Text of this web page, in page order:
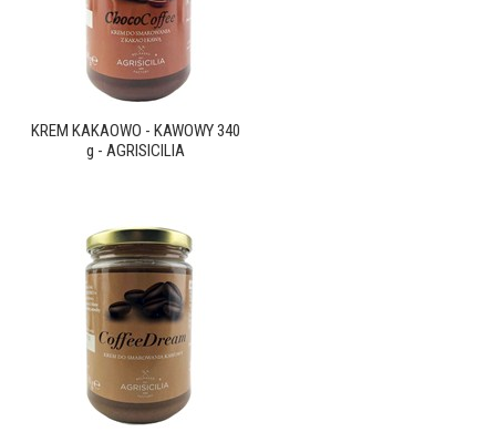
KREM KAKAOWO - KAWOWY 340
g - AGRISICILIA